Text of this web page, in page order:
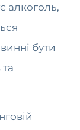
алкоголь,
бути